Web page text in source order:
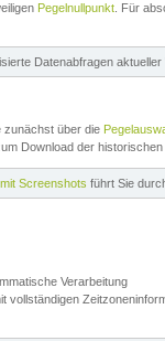
Pegelnullpunkt . Für
Datenabfragen
zunächst über die
Download der
Screenshots führt Sie
Verarbeitung
vollständigen